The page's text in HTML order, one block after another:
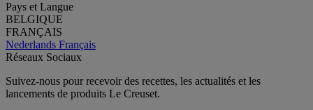
Pays et Langue
BELGIQUE
FRANÇAIS
Nederlands Français
Réseaux Sociaux
Suivez-nous pour recevoir des recettes, les actualités et les
lancements de produits Le Creuset.